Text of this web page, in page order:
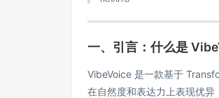
一、引言：什么是
VibeVoice 是一款基于
在自然度和表达力上表现优异